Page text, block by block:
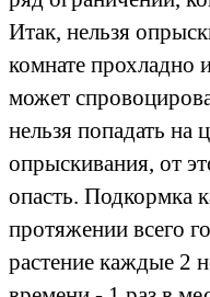
Итак, нельзя
комнате прохладно
может
нельзя попадать на
опрыскивания, от
опасть. Подкормка
протяжении всего
растение каждые 2